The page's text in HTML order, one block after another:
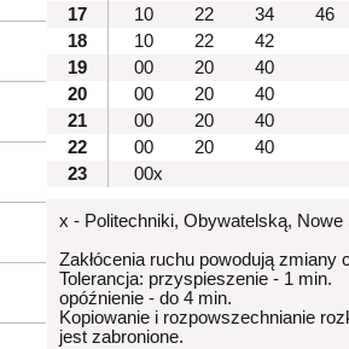
17
10 22 34 46
18
10 22
42
19
00 20
40
20
00 20
40
21
00 20
40
22
00 20
40
23
00x
x - Politechniki, Obywatelską, Nowe
Zakłócenia ruchu powodują zmiany
Tolerancja: przyspieszenie - 1 min.
opóźnienie - do 4 min.
Kopiowanie i rozpowszechnianie
jest zabronione.